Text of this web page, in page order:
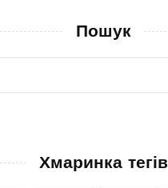
Пошук
Хмаринка тегів